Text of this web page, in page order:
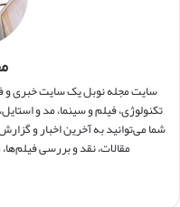
سایت مجله نوبل یک سایت خبری و
تکنولوژی، فیلم و سینما، مد و
شما می‌توانید به آخرین اخبار و
مقالات، نقد و بررسی